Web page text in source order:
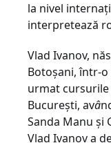
la nivel
interpretează
Vlad Ivanov,
Botoșani, într-
urmat cursurile
București, avâ
Sanda Manu și
Vlad Ivanov a